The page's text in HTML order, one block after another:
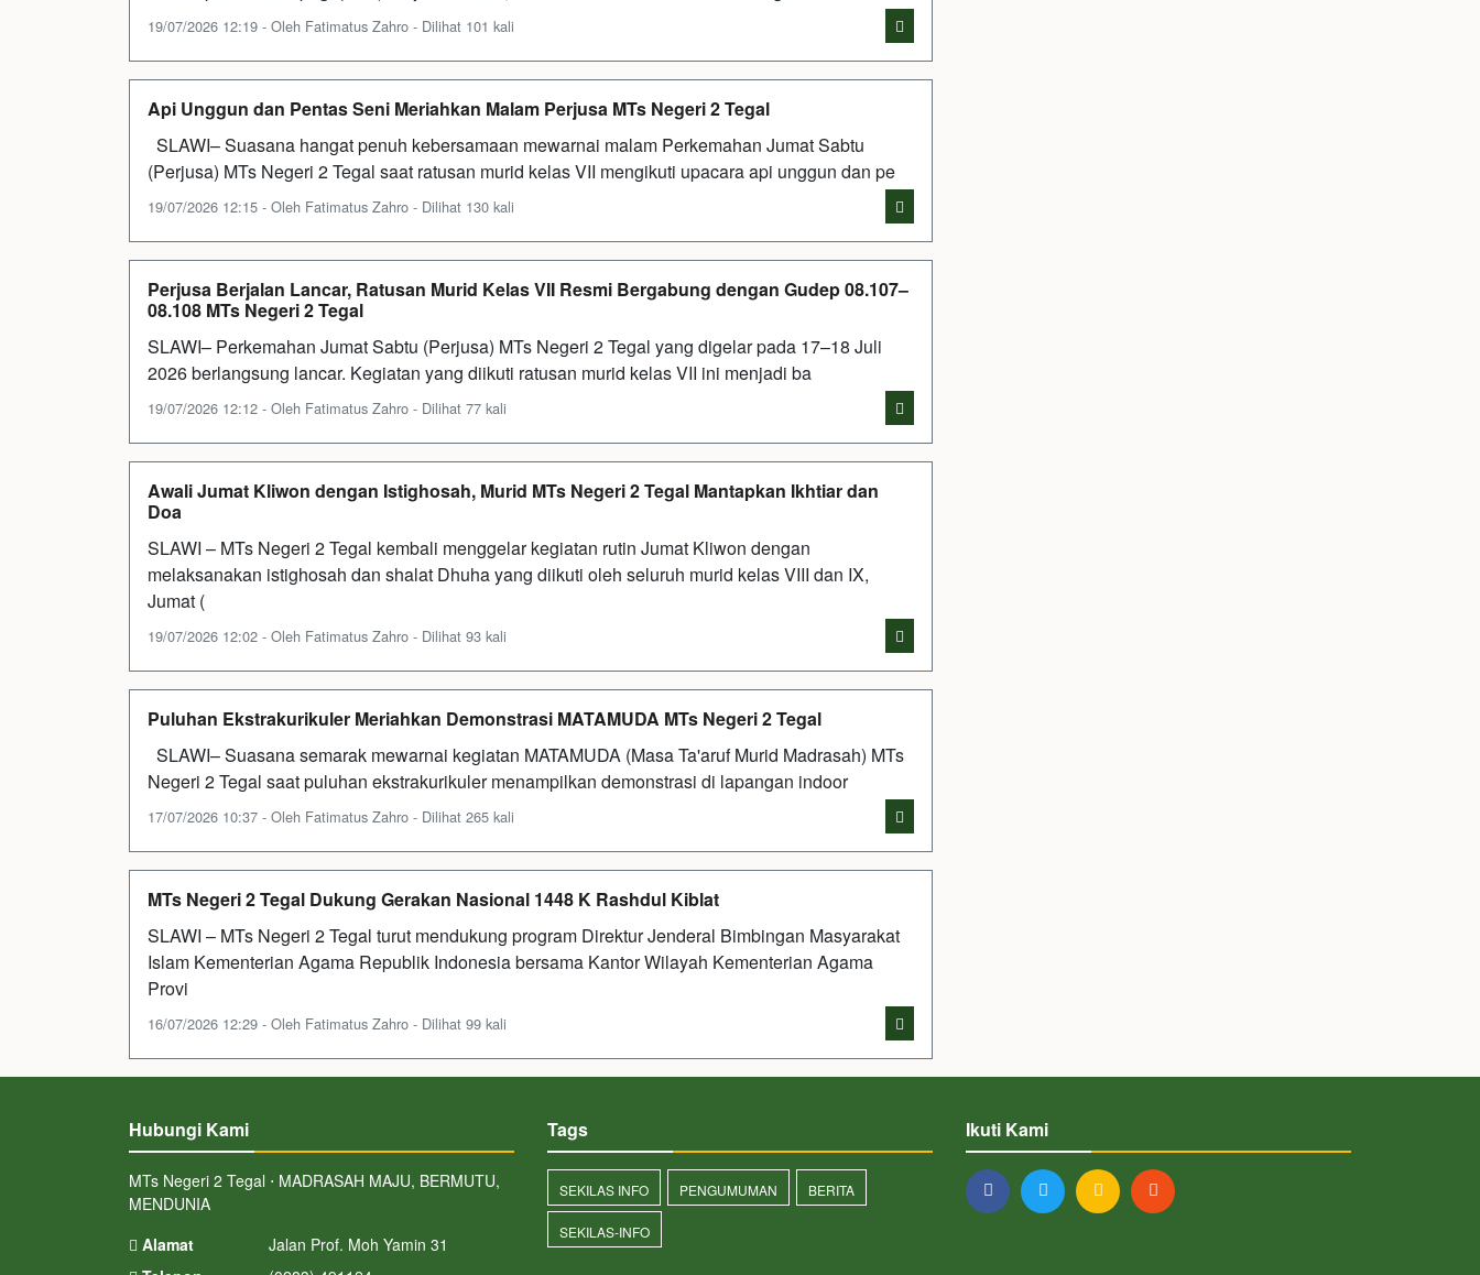
19/07/2026 12:19 - Oleh Fatimatus Zahro - Dilihat 101 kali
Api Unggun dan Pentas Seni Meriahkan Malam Perjusa MTs Negeri 2 Tegal
SLAWI– Suasana hangat penuh kebersamaan mewarnai malam Perkemahan Jumat Sabtu
(Perjusa) MTs Negeri 2 Tegal saat ratusan murid kelas VII mengikuti upacara api unggun dan pe
19/07/2026 12:15 - Oleh Fatimatus Zahro - Dilihat 130 kali
Perjusa Berjalan Lancar, Ratusan Murid Kelas VII Resmi Bergabung dengan Gudep 08.107–
08.108 MTs Negeri 2 Tegal
SLAWI– Perkemahan Jumat Sabtu (Perjusa) MTs Negeri 2 Tegal yang digelar pada 17–18 Juli
2026 berlangsung lancar. Kegiatan yang diikuti ratusan murid kelas VII ini menjadi ba
19/07/2026 12:12 - Oleh Fatimatus Zahro - Dilihat 77 kali
Awali Jumat Kliwon dengan Istighosah, Murid MTs Negeri 2 Tegal Mantapkan Ikhtiar dan
Doa
SLAWI – MTs Negeri 2 Tegal kembali menggelar kegiatan rutin Jumat Kliwon dengan
melaksanakan istighosah dan shalat Dhuha yang diikuti oleh seluruh murid kelas VIII dan IX,
Jumat (
19/07/2026 12:02 - Oleh Fatimatus Zahro - Dilihat 93 kali
Puluhan Ekstrakurikuler Meriahkan Demonstrasi MATAMUDA MTs Negeri 2 Tegal
SLAWI– Suasana semarak mewarnai kegiatan MATAMUDA (Masa Ta'aruf Murid Madrasah) MTs
Negeri 2 Tegal saat puluhan ekstrakurikuler menampilkan demonstrasi di lapangan indoor
17/07/2026 10:37 - Oleh Fatimatus Zahro - Dilihat 265 kali
MTs Negeri 2 Tegal Dukung Gerakan Nasional 1448 K Rashdul Kiblat
SLAWI – MTs Negeri 2 Tegal turut mendukung program Direktur Jenderal Bimbingan Masyarakat
Islam Kementerian Agama Republik Indonesia bersama Kantor Wilayah Kementerian Agama
Provi
16/07/2026 12:29 - Oleh Fatimatus Zahro - Dilihat 99 kali
Hubungi Kami
MTs Negeri 2 Tegal ⋅ MADRASAH MAJU, BERMUTU,
MENDUNIA
Alamat
Jalan Prof. Moh Yamin 31
Tags
SEKILAS INFO PENGUMUMAN BERITA
SEKILAS-INFO
Ikuti Kami